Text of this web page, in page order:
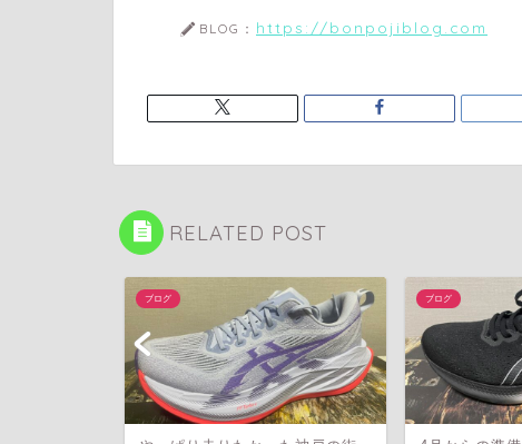
BLOG： https://bonpojiblog.com
RELATED POST
ブログ ブログ